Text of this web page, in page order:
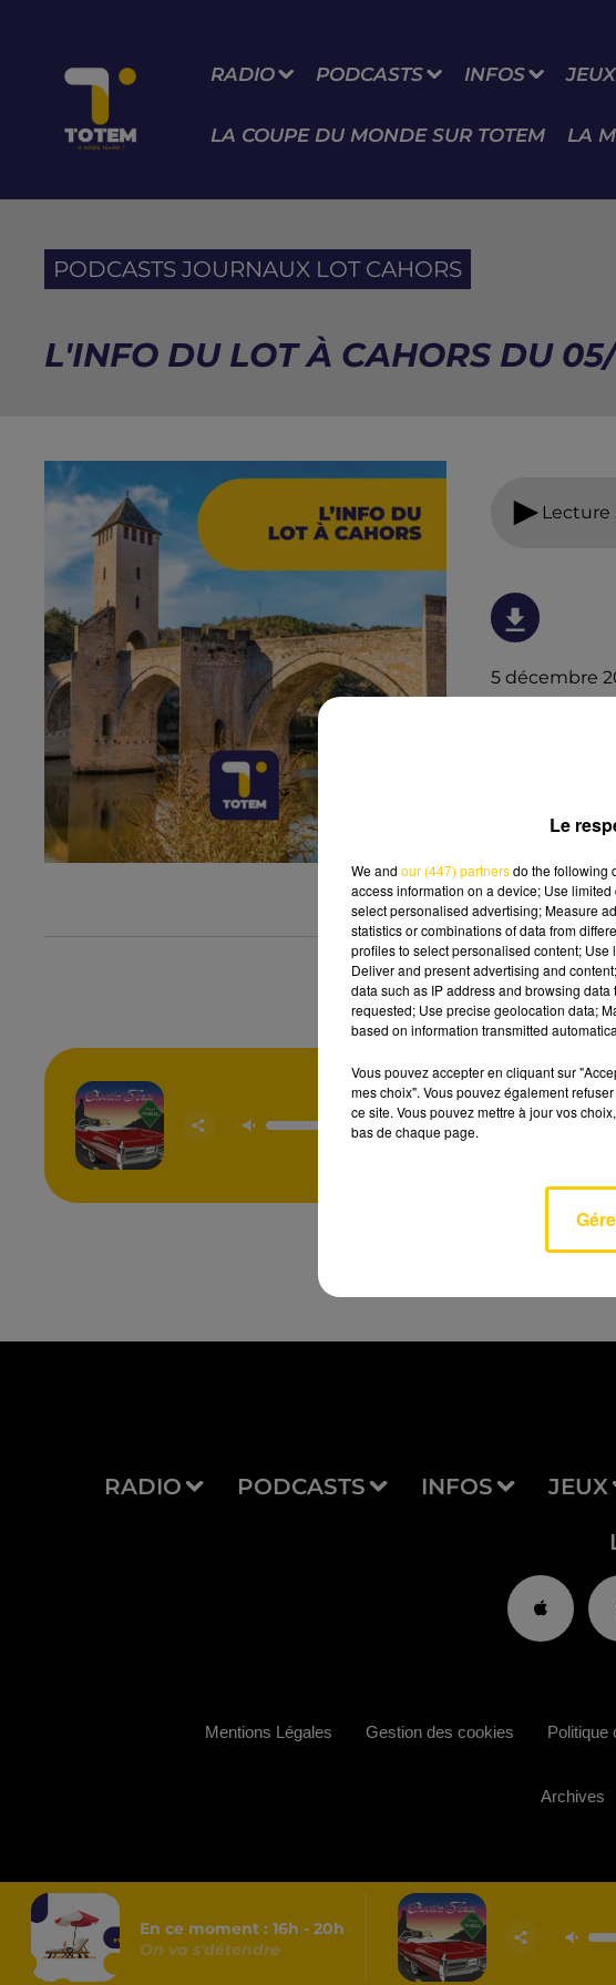
RADIO PODCASTS INFOS JEUX
LA COUPE DU MONDE SUR TOTEM LA
PODCASTS JOURNAUX LOT CAHORS
L'INFO DU LOT À CAHORS DU
Lecture
5 décembre
Choosin Texas
ELLA LANGLEY
RADIO PODCASTS INFOS JEUX
En ce moment : 16h - 20h
On va s'détendre
Mentions Légales Gestion des cookies Politique
Archives
Le
We and our (447) partnersdo the following
access information on a device; Use
select personalised advertising; Measure
statistics or combinations of data from
profiles to select personalised content;
Deliver and present advertising and
data such as IP address and browsing
requested; Use precise geolocation data;
based on information transmitted
Vous pouvez accepter en cliquant sur
mes choix". Vous pouvez également
ce site. Vous pouvez mettre à jour vos
bas de chaque page.